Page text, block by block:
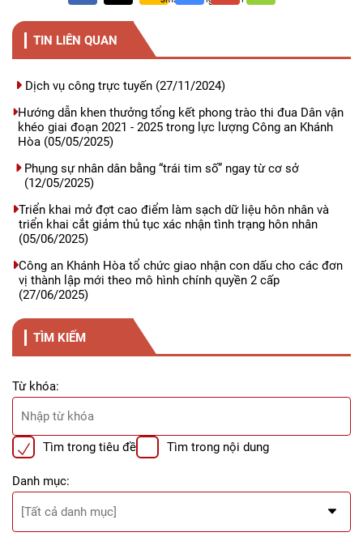
TIN LIÊN QUAN
Dịch vụ công trực tuyến (27/11/2024)
Hướng dẫn khen thưởng tổng kết phong trào thi đua Dân vận
khéo giai đoạn 2021 - 2025 trong lực lượng Công an Khánh
Hòa (05/05/2025)
Phụng sự nhân dân bằng “trái tim số” ngay từ cơ sở
(12/05/2025)
Triển khai mở đợt cao điểm làm sạch dữ liệu hôn nhân và
triển khai cắt giảm thủ tục xác nhận tình trạng hôn nhân
(05/06/2025)
Công an Khánh Hòa tổ chức giao nhận con dấu cho các đơn
vị thành lập mới theo mô hình chính quyền 2 cấp
(27/06/2025)
TÌM KIẾM
Từ khóa:
Tìm trong tiêu đề Tìm trong nội dung
Danh mục: